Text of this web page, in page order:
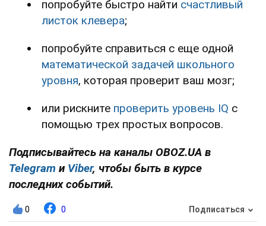
попробуйте быстро найти счастливый
листок клевера;
попробуйте справиться с еще одной
математической задачей школьного
уровня, которая проверит ваш мозг;
или рискните проверить уровень IQ с
помощью трех простых вопросов.
Подписывайтесь на каналы OBOZ.UA в
Telegram и Viber, чтобы быть в курсе
последних событий.
0 0 Подписаться